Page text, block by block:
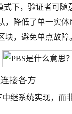
下，验证者可
，降低了单一实
，避免单点故障
接各方
继系统实现，而